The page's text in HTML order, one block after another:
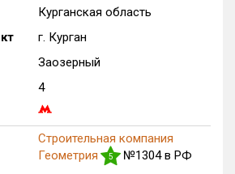
с продажами
Курганская область
г. Курган
Заозерный
4
Строительная компания
Геометрия
5
№1304 в РФ